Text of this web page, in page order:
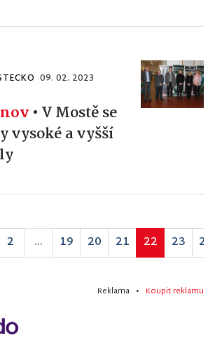
09. 02. 2023
• V Mostě se
vysoké a vyšší
2 ... 19 20 21 22 23 24
Reklama • Koupit reklamu